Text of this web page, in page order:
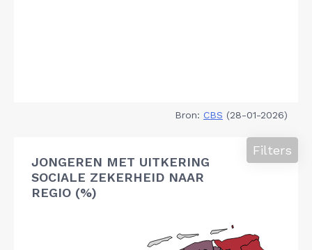
Bron: CBS (28-01-2026)
JONGEREN MET UITKERING
SOCIALE ZEKERHEID NAAR
REGIO (%)
Filters